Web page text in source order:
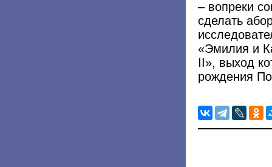
– вопреки
сделать
«Эмилия и
II», выход
рождения